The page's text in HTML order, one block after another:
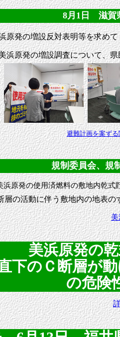
8月1日 滋賀
原発の増設反対表明等を求めて
浜原発の増設調査について、
避難計画を案ず
規制委員会、規
原発の使用済燃料の敷地内乾式
層の活動に伴う敷地内の地表
美
美浜原発の
下のＣ断層が
の危険